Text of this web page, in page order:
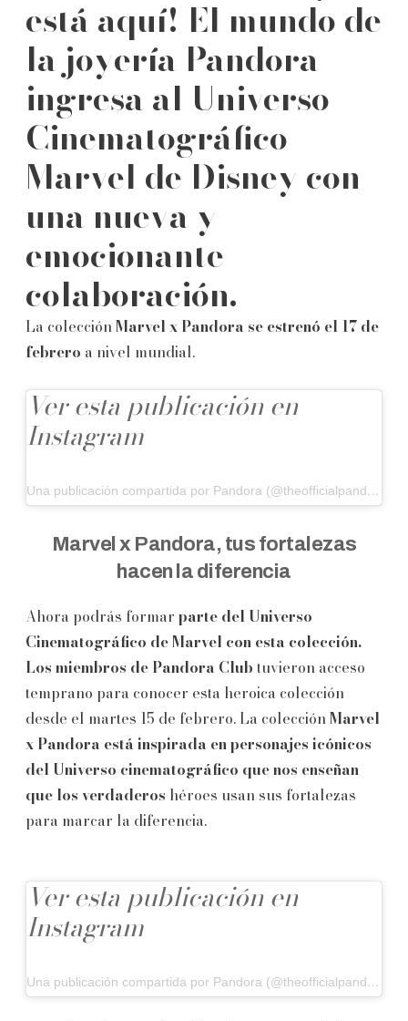
está aquí! El mundo de
la joyería Pandora
ingresa al Universo
Cinematográfico
Marvel de Disney con
una nueva y
emocionante
colaboración.
La colecciónMarvel x Pandora se estrenó el 17 de
febrero a nivel mundial.
Ver esta publicación en
Instagram
Una publicación compartida por Pandora (@theofficialpandora)
Marvel x Pandora, tus fortalezas
hacen la diferencia
Ahora podrás formar parte del Universo
Cinematográfico de Marvel con esta colección.
Los miembros de Pandora Club tuvieron acceso
temprano para conocer esta heroica colección
desde el martes 15 de febrero. La colecciónMarvel
x Pandora está inspirada en personajes icónicos
del Universo cinematográfico que nos enseñan
que los verdaderos héroes usan sus fortalezas
para marcar la diferencia.
Ver esta publicación en
Instagram
Una publicación compartida por Pandora (@theofficialpandora)